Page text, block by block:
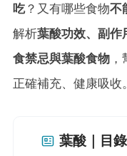
吃？又有哪些食物不
解析葉酸功效、副作
食禁忌與葉酸食物
正確補充、健康吸收。
葉酸｜目